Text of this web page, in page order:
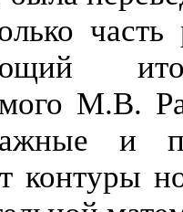
часть
М.В.
и
контуры